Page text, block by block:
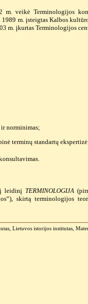
veikė Terminologijos
m. įsteigtas Kalbos
m. įkurtas Terminologijos
norminimas;
terminų standartų
leidinį TERMINOLOGIJA
skirtą terminologijos
Lietuvos istorijos institutas,